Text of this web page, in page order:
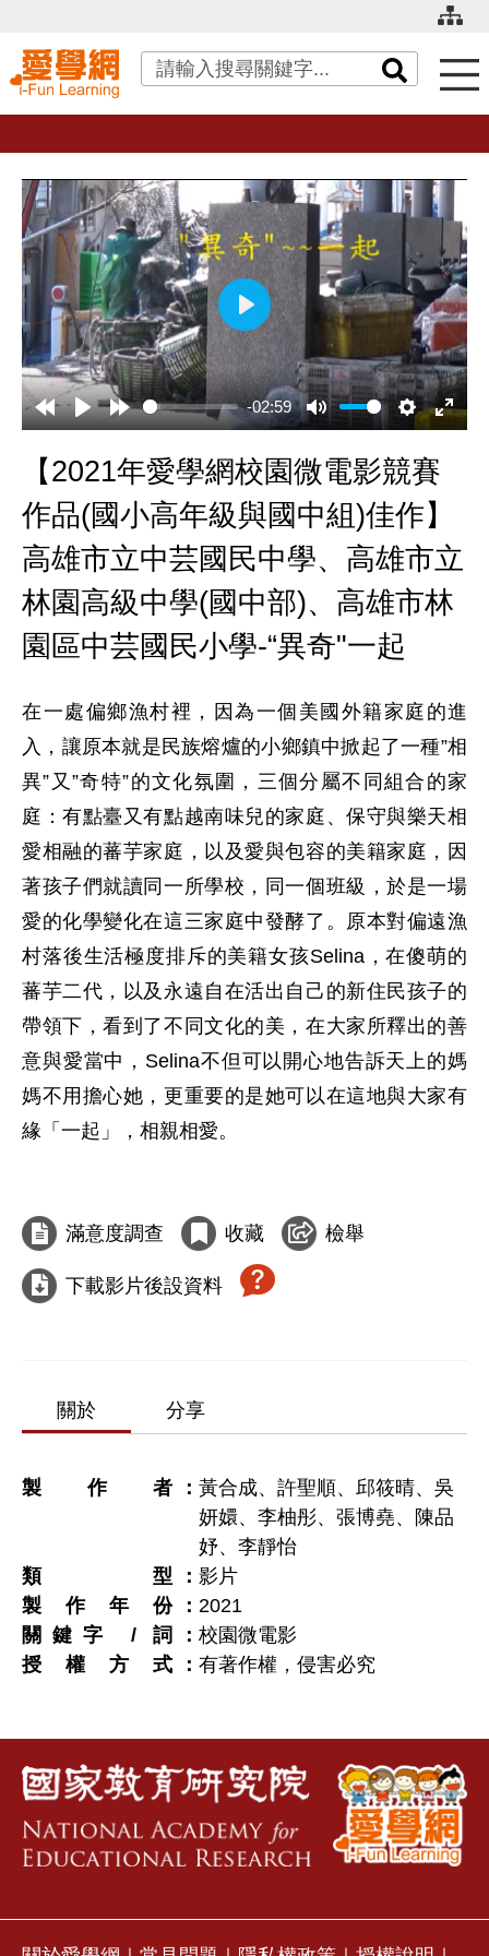
關鍵字搜尋
-02:59
播
放
【2021年愛學網校園微電影競賽
作品(國小高年級與國中組)佳作】
高雄市立中芸國民中學、高雄市立
林園高級中學(國中部)、高雄市林
園區中芸國民小學-“異奇"一起
在一處偏鄉漁村裡，因為一個美國外籍家庭的進
入，讓原本就是民族熔爐的小鄉鎮中掀起了一種”相
異”又”奇特”的文化氛圍，三個分屬不同組合的家
庭：有點臺又有點越南味兒的家庭、保守與樂天相
愛相融的蕃芋家庭，以及愛與包容的美籍家庭，因
著孩子們就讀同一所學校，同一個班級，於是一場
愛的化學變化在這三家庭中發酵了。原本對偏遠漁
村落後生活極度排斥的美籍女孩Selina，在傻萌的
蕃芋二代，以及永遠自在活出自己的新住民孩子的
帶領下，看到了不同文化的美，在大家所釋出的善
意與愛當中，Selina不但可以開心地告訴天上的媽
媽不用擔心她，更重要的是她可以在這地與大家有
緣「一起」，相親相愛。
滿意度調查 收藏 檢舉
下載影片後設資料
關於 分享
製作者
黃合成、許聖順、邱筱晴、吳
妍嬛、李柚彤、張博堯、陳品
妤、李靜怡
類型
影片
製作年份
2021
關鍵字 / 詞
校園微電影
授權方式
有著作權，侵害必究